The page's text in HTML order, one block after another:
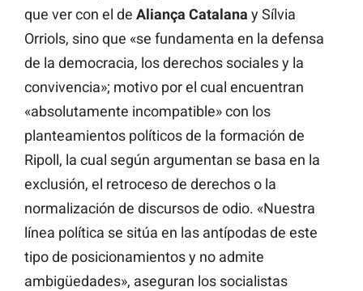
que ver con el de Aliança Catalana y Sílvia
Orriols, sino que «se fundamenta en la defensa
de la democracia, los derechos sociales y la
convivencia»; motivo por el cual encuentran
«absolutamente incompatible» con los
planteamientos políticos de la formación de
Ripoll, la cual según argumentan se basa en la
exclusión, el retroceso de derechos o la
normalización de discursos de odio. «Nuestra
línea política se sitúa en las antípodas de este
tipo de posicionamientos y no admite
ambigüedades», aseguran los socialistas